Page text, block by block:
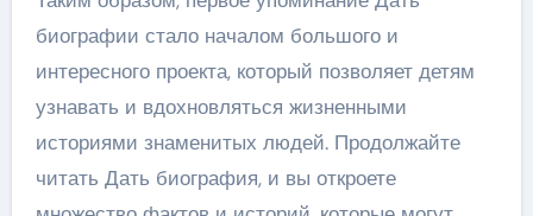
биографии стало началом большого и
интересного проекта, который позволяет детям
узнавать и вдохновляться жизненными
историями знаменитых людей. Продолжайте
читать Дать биография, и вы откроете